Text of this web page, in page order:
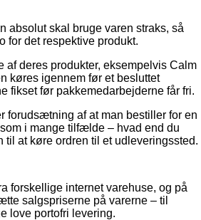
absolut skal bruge varen straks, så
for det respektive produkt.
deres produkter, eksempelvis Calm
køres igennem før et besluttet
fikset før pakkemedarbejderne får fri.
forudsætning af at man bestiller for en
i mange tilfælde – hvad end du
at køre ordren til et udleveringssted.
forskellige internet varehuse, og på
salgspriserne på varerne – til
love portofri levering.